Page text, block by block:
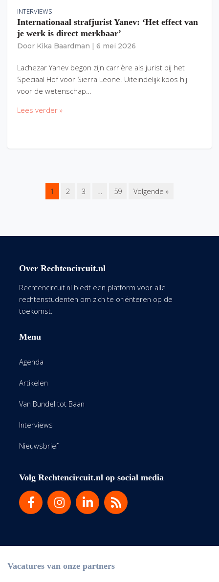
INTERVIEWS
Internationaal strafjurist Yanev: ‘Het effect van
je werk is direct merkbaar’
Door Kika Baardman 6 mei 2026
Lachezar Yanev begon zijn carrière als jurist bij het
Speciaal Hof voor Sierra Leone. Uiteindelijk koos hij
voor de wetenschap…
Lees verder »
1 2 3 … 59 Volgende »
Over Rechtencircuit.nl
Rechtencircuit.nl biedt een platform voor alle
rechtenstudenten om zich te oriënteren op de
toekomst.
Menu
Agenda
Artikelen
Van Bundel tot Baan
Interviews
Nieuwsbrief
Volg Rechtencircuit.nl op social media
Vacatures van onze partners